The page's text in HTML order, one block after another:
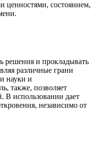
ценностями, состоянием,
решения и прокладывать
различные грани
науки и
также, позволяет
В использовании дает
независимо от